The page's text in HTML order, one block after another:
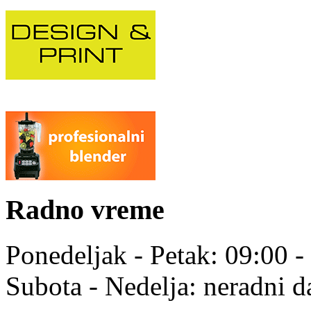
Radno vreme
Ponedeljak - Petak: 09:00
Subota - Nedelja: neradni